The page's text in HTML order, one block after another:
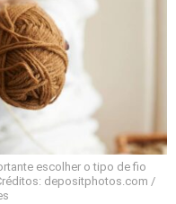
escolher o tipo de fio
depositphotos.com /